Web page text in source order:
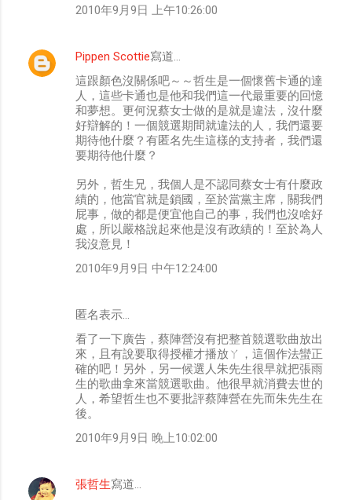
2010年9月9日 上午10:26:00
Pippen Scottie寫道…
這跟顏色沒關係吧～～哲生是一個懷舊卡通的達
人，這些卡通也是他和我們這一代最重要的回憶
和夢想。更何況蔡女士做的是就是違法，沒什麼
好辯解的！一個競選期間就違法的人，我們還要
期待他什麼？有匿名先生這樣的支持者，我們還
要期待他什麼？
另外，哲生兄，我個人是不認同蔡女士有什麼政
績的，他當官就是鎖國，至於當黨主席，關我們
屁事，做的都是便宜他自己的事，我們也沒啥好
處，所以嚴格說起來他是沒有政績的！至於為人
我沒意見！
2010年9月9日 中午12:24:00
匿名表示…
看了一下廣告，蔡陣營沒有把整首競選歌曲放出
來，且有說要取得授權才播放ㄚ，這個作法蠻正
確的吧！另外，另一候選人朱先生很早就把張雨
生的歌曲拿來當競選歌曲。他很早就消費去世的
人，希望哲生也不要批評蔡陣營在先而朱先生在
後。
2010年9月9日 晚上10:02:00
張哲生寫道…